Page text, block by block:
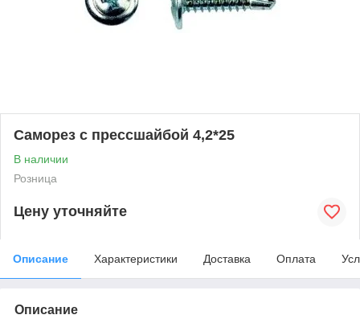
Саморез с прессшайбой 4,2*25
В наличии
Розница
Цену уточняйте
Описание Характеристики Доставка Оплата
Описание